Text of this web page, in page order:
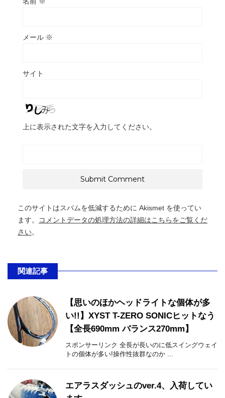
メール ※
サイト
上に表示された文字を入力してください。
このサイトはスパムを低減するために Akismet を使ってい
ます。
コメントデータの処理方法の詳細はこちらをご覧くだ
さい。
関連記事
【思いのほかヘッドライトな個体が多
い!!】XYST T-ZERO SONICヒットなう
【全長690mm バランス270mm】
スポンサーリンク 全長が長いのに低スイングウェイ
トの個体が多い!操作性抜群なのか ...
エアラスダッシュのver.4、入荷してい